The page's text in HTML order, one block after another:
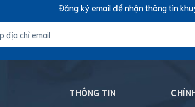
Đăng ký email để nhận thông tin
THÔNG TIN